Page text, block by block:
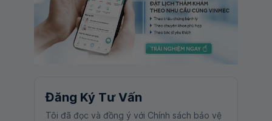
Đăng Ký Tư Vấn
Tôi đã đọc và đồng ý với Chính sách bảo vệ